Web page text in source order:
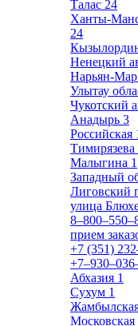
Талас 24
Ханты-
24
Ненецкий
Нарьян-Мар
Улытау
Чукотский
Анадырь 3
Российская
Тимирязева
Малыгина 1
Западный
Лиговский
улица
прием
+7 (351)
Абхазия 1
Сухум 1
Московская